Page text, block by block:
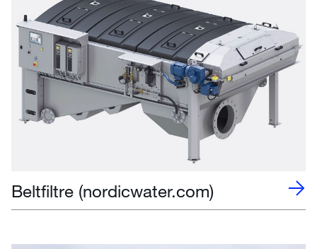
Beltfiltre (nordicwater.com)